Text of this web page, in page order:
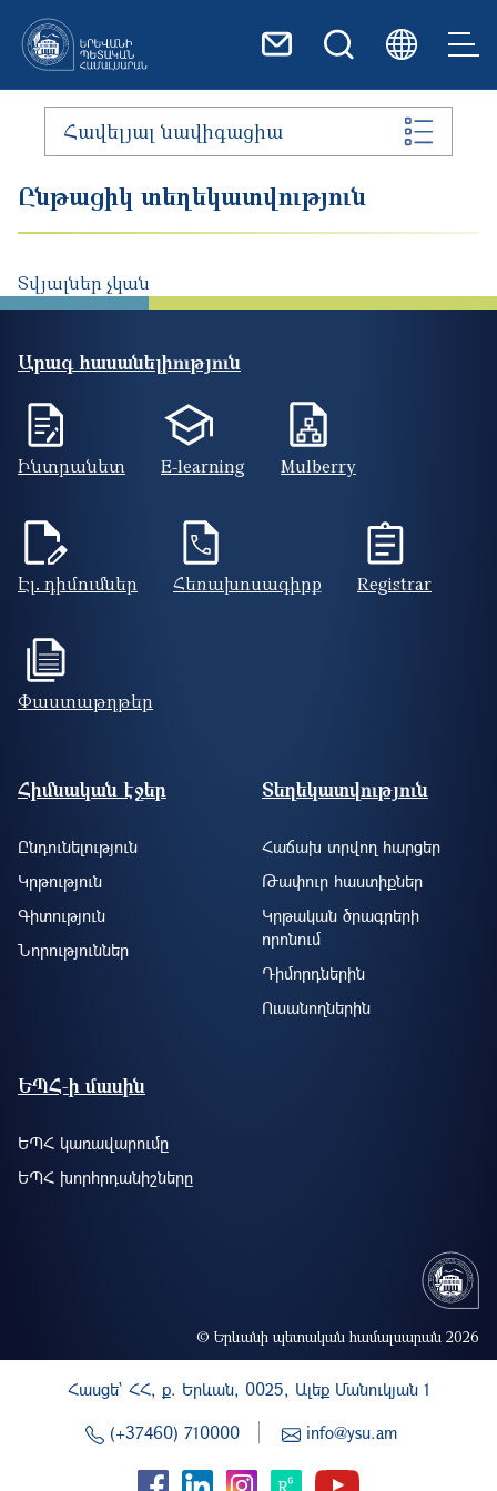
Հավելյալ նավիգացիա
Ընթացիկ տեղեկատվություն
Տվյալներ չկան
Արագ հասանելիություն
Ինտրանետ E-learning Mulberry
Էլ. դիմումներ Հեռախոսագիրք Registrar
Փաստաթղթեր
Footer site information
Հիմնական էջեր
Ընդունելություն
Կրթություն
Գիտություն
Նորություններ
Տեղեկատվություն
Հաճախ տրվող հարցեր
Թափուր հաստիքներ
Կրթական ծրագրերի
որոնում
Դիմորդներին
Ուսանողներին
ԵՊՀ-ի մասին
ԵՊՀ կառավարումը
ԵՊՀ խորհրդանիշները
© Երևանի պետական համալսարան 2026
Հասցե` ՀՀ, ք. Երևան, 0025, Ալեք Մանուկյան 1
(+37460) 710000
info@ysu.am